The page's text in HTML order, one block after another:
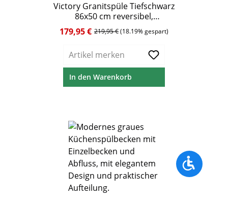
Victory Granitspüle Tiefschwarz
86x50 cm reversibel,
Abtropffläche &
Excenterbedienung, ab 45 cm
Verkaufspreis:
179,95 € Regulärer Preis:
219,95 €(18.19% gespart)
Artikel merken
In den Warenkorb